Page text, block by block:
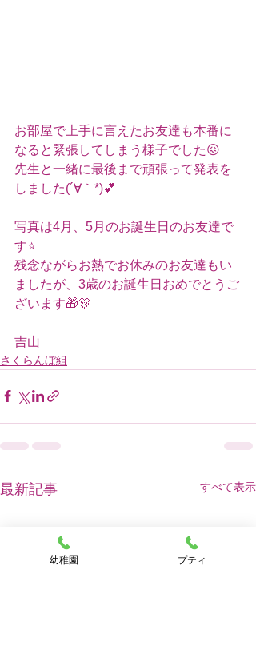
お部屋で上手に言えたお友達も本番に
なると緊張してしまう様子でした😖
先生と一緒に最後まで頑張って発表を
しました(´∀｀*)💕
写真は4月、5月のお誕生日のお友達で
す⭐️
残念ながらお熱でお休みのお友達もい
ましたが、3歳のお誕生日おめでとうご
ざいます🎁🎊
吉山
さくらんぼ組
最新記事 すべて表示
幼稚園 プティ